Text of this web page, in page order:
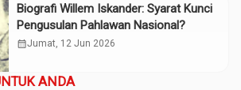
Biografi Willem Iskander: Syarat Kunci
Pengusulan Pahlawan Nasional?
calendar_monthJumat, 12 Jun 2026
ANDA